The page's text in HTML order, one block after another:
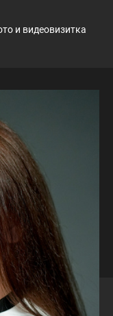
и видеовизитка